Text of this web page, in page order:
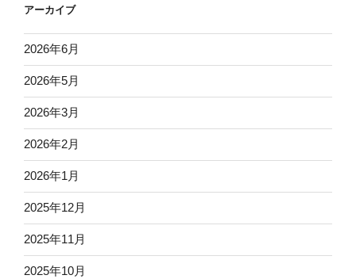
アーカイブ
2026年6月
2026年5月
2026年3月
2026年2月
2026年1月
2025年12月
2025年11月
2025年10月